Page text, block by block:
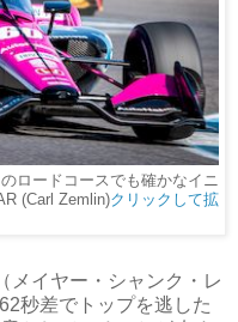
ロードコースでも確かなイニ
(Carl Zemlin)クリックして拡
イヤー・シャンク・レ
秒差でトップを逃した